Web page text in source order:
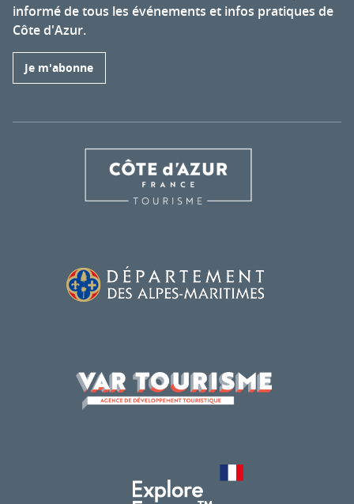
informé de tous les événements et infos pratiques de
Côte d'Azur.
Je m'abonne